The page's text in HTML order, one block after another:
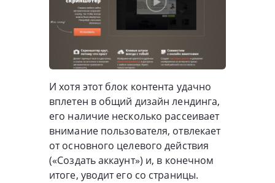
И хотя этот блок контента удачно
вплетен в общий дизайн лендинга,
его наличие несколько рассеивает
внимание пользователя, отвлекает
от основного целевого действия
(«Создать аккаунт») и, в конечном
итоге, уводит его со страницы.